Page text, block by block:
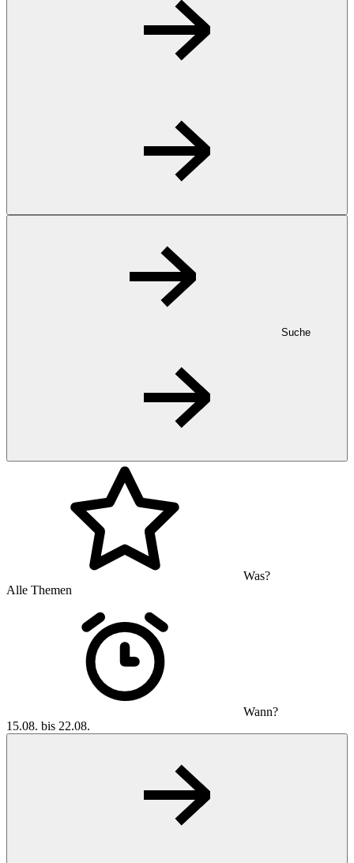
Suche
Was?
Alle Themen
Wann?
15.08. bis 22.08.